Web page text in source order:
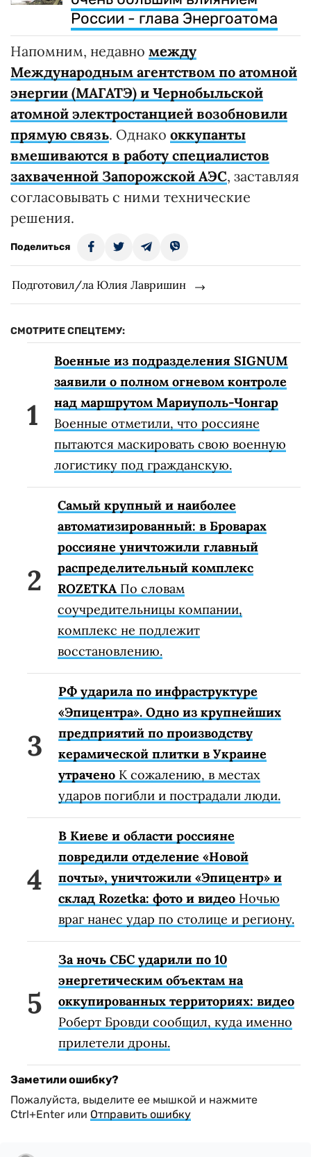
России - глава Энергоатома
Напомним, недавно между
Международным агентством по атомной
энергии (МАГАТЭ) и Чернобыльской
атомной электростанцией возобновили
прямую связь. Однако оккупанты
вмешиваются в работу специалистов
захваченной Запорожской АЭС, заставляя
согласовывать с ними технические
решения.
Поделиться
Подготовил/ла Юлия Лавришин
СМОТРИТЕ СПЕЦТЕМУ:
Военные из подразделения SIGNUM
заявили о полном огневом контроле
над маршрутом Мариуполь-Чонгар
Военные отметили, что россияне
пытаются маскировать свою военную
логистику под гражданскую.
Самый крупный и наиболее
автоматизированный: в Броварах
россияне уничтожили главный
распределительный комплекс
ROZETKA По словам
соучредительницы компании,
комплекс не подлежит
восстановлению.
РФ ударила по инфраструктуре
«Эпицентра». Одно из крупнейших
предприятий по производству
керамической плитки в Украине
утрачено К сожалению, в местах
ударов погибли и пострадали люди.
В Киеве и области россияне
повредили отделение «Новой
почты», уничтожили «Эпицентр» и
склад Rozetka: фото и видео Ночью
враг нанес удар по столице и региону.
За ночь СБС ударили по 10
энергетическим объектам на
оккупированных территориях: видео
Роберт Бровди сообщил, куда именно
прилетели дроны.
Заметили ошибку?
Пожалуйста, выделите ее мышкой и нажмите
Ctrl+Enter или Отправить ошибку